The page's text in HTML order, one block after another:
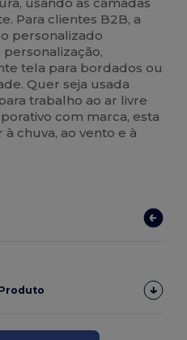
Para clientes B2B, a
personalizado
tela para bordados ou
Quer seja usada
trabalho ao ar livre
com marca, esta
chuva, ao vento e à